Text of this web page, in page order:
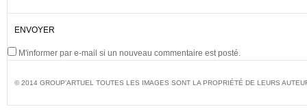
M'informer par e-mail si un nouveau commentaire est posté.
© 2014 GROUP'ARTUEL TOUTES LES IMAGES SONT LA PROPRIÉTÉ DE LEURS